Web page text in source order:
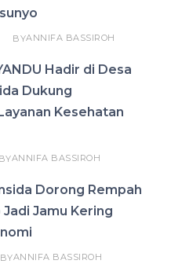
BYANNIFA BASSIROH
Hadir di Desa
Dukung
Kesehatan
BYANNIFA BASSIROH
Dorong Rempah
Jamu Kering
BYANNIFA BASSIROH